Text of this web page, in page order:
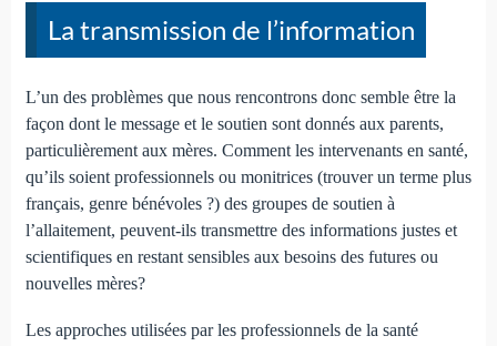
La transmission de l’information
L’un des problèmes que nous rencontrons donc semble être la
façon dont le message et le soutien sont donnés aux parents,
particulièrement aux mères. Comment les intervenants en santé,
qu’ils soient professionnels ou monitrices (trouver un terme plus
français, genre bénévoles ?) des groupes de soutien à
l’allaitement, peuvent-ils transmettre des informations justes et
scientifiques en restant sensibles aux besoins des futures ou
nouvelles mères?
Les approches utilisées par les professionnels de la santé